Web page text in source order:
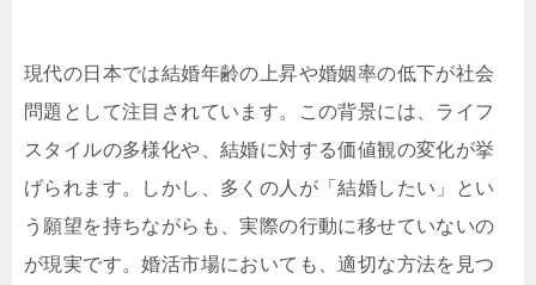
現代の日本では結婚年齢の上昇や婚姻率の低下が社会
問題として注目されています。この背景には、ライフ
スタイルの多様化や、結婚に対する価値観の変化が挙
げられます。しかし、多くの人が「結婚したい」とい
う願望を持ちながらも、実際の行動に移せていないの
が現実です。婚活市場においても、適切な方法を見つ